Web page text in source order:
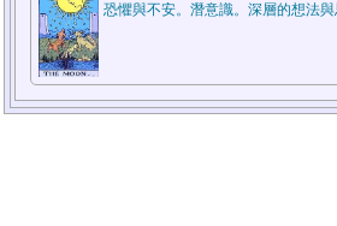
恐懼與不安。潛意識。深層的想法與